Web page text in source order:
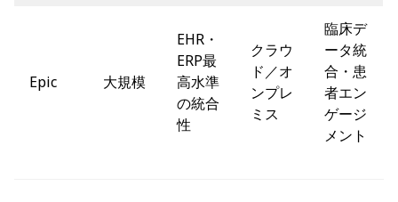
Epic 大規模
EHR・
ERP最
高水準
の統合
性
クラウ
ド／オ
ンプレ
ミス
臨床デ
ータ統
合・患
者エン
ゲージ
メント